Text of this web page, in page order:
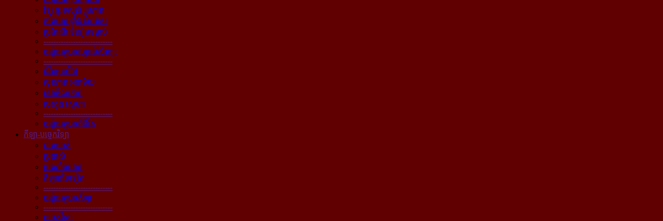
វិទ្យុ ទូរទស្សន៍ រូបភាព
ភាពយន្ដ ផ្ទាំងសំពត់ស
ប្រពៃណី ទំនៀមទម្លាប់
----------------------------
បណ្ដុំអត្ថបទវប្បធម៌សិល្បៈ
----------------------------
ជីវិតប្រចាំថ្ងៃ
សុខភាព អនាម័យ
សោភ័ណភាព
បេះដូង ស្នេហា
----------------------------
បណ្ដុំអត្ថបទពីជីវិត
កីឡា-បច្ចេកវិទ្យា
បាល់ទាត់
ប្រដាល់
ប្រណាំងយាន
កីឡាដទៃទៀត
----------------------------
បណ្ដុំអត្ថបទកីឡា
----------------------------
បច្ចេកវិទ្យា